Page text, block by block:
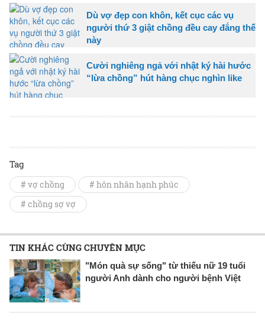
Dù vợ đẹp con khôn, kết cục các vụ
người thứ 3 giật chồng đều cay đắng thế
này
Cười nghiêng ngả với nhật ký hài hước
“lừa chồng” hút hàng chục nghìn like
Tag
# vợ chồng
# hôn nhân hạnh phúc
# chồng sợ vợ
TIN KHÁC CÙNG CHUYÊN MỤC
"Món quà sự sống" từ thiếu nữ 19 tuổi
người Anh dành cho người bệnh Việt